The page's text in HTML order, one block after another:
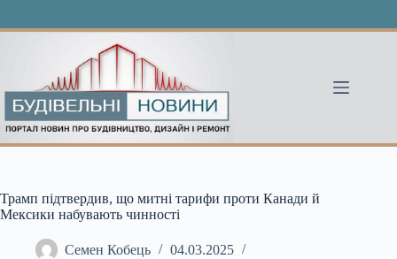
Трамп підтвердив, що митні тарифи проти Канади й
Мексики набувають чинності
Семен Кобець
04.03.2025